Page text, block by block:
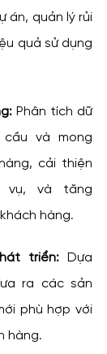
án, quản lý rủi
quả sử dụng
Phân tích dữ
và mong
cải thiện
vụ, và tăng
hàng.
triển: Dựa
ra các sản
phù hợp với
hàng.